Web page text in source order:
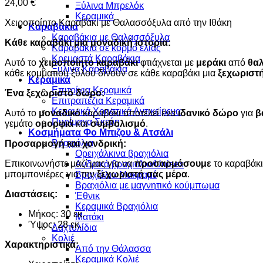
Ξύλινα Μπρελόκ
Κεραμικά
Καραβάκια
Καραβάκια με Θαλασσόξυλα
Καραβάκια σε κορμό ελιάς
Κρεμαστά Καραβάκια
Ξύλινα Καραβάκια
Κεραμικά
Επιτοίχια Κεραμικά
Επιτραπέζια Κεραμικά
Κεραμικά Χρηστικά Αντικείμενα
Πυρίμαχα Σκεύη
Κοσμήματα Φο Μπιζου & Ατσάλι
Βραχιόλια
Oρειχάλκινα βραχιόλια
Ανδρικά βραχιόλια/Unisex
Βραχιόλια Μακραμέ
Βραχιόλια με μαγνητικό κούμπωμα
Έθνικ
Κεραμικά Βραχιόλια
Ματάκι
Δαχτυλίδια
Κολιέ
Από την Θάλασσα
Κεραμικά Κολιέ
24,00 €
Χειροποίητο Καραβάκι με Θαλασσόξυλα από την Ιθάκη
Κάθε καραβάκι μια μοναδική ιστορία:
Αυτό το χειροποίητο καραβάκιφτιάχνεται με μεράκι από
κάθε κομματιού ξύλου δίνουν σε κάθε καραβάκι μια
Ένα ξεχωριστό δώρο:
Αυτό το μοναδικόκαραβάκι αποτελεί έναιδανικό δώρο για
γεμάτο ομορφιάκαισυμβολισμό.
Προσαρμογή και χονδρική:
Επικοινωνήστε μαζί μας για ναπροσαρμόσουμε το καραβάκι
μπομπονιέρες για τηνξεχωριστή σας μέρα.
Διαστάσεις:
Μήκος: 30 εκ.
Ύψος: 28 εκ.
Χαρακτηριστικά: